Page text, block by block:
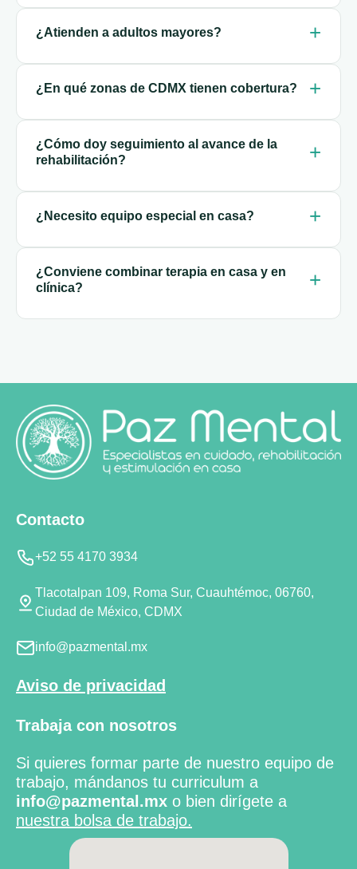
¿Atienden a adultos mayores?
¿En qué zonas de CDMX tienen cobertura?
¿Cómo doy seguimiento al avance de la
rehabilitación?
¿Necesito equipo especial en casa?
¿Conviene combinar terapia en casa y en
clínica?
Contacto
+52 55 4170 3934
Tlacotalpan 109, Roma Sur, Cuauhtémoc, 06760,
Ciudad de México, CDMX
info@pazmental.mx
Aviso de privacidad
Trabaja con nosotros
Si quieres formar parte de nuestro equipo de
trabajo, mándanos tu curriculum a
info@pazmental.mx o bien dirígete a
nuestra bolsa de trabajo.